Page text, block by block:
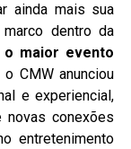
ainda mais sua
dentro da
o maior evento
o CMW anunciou
e experiencial,
novas conexões
entretenimento